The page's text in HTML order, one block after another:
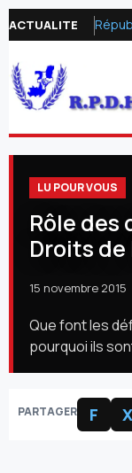
ACTUALITE
LU POUR VOUS
Rôle des
Droits de
15 novembre 2015
Que font les
pourquoi ils
PARTAGER F X